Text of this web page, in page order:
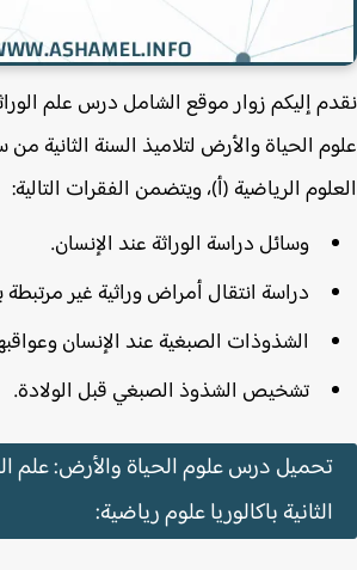
إليكم زوار موقع الشامل درس علم الوراثة
الحياة والأرض لتلاميذ السنة الثانية من
الرياضية (أ)، ويتضمن الفقرات التالية:
وسائل دراسة الوراثة عند الإنسان.
دراسة انتقال أمراض وراثية غير مرتبطة
الشذوذات الصبغية عند الإنسان وعواقبها.
تشخيص الشذوذ الصبغي قبل الولادة.
تحميل درس علوم الحياة والأرض: علم
الثانية باكالوريا علوم رياضية: